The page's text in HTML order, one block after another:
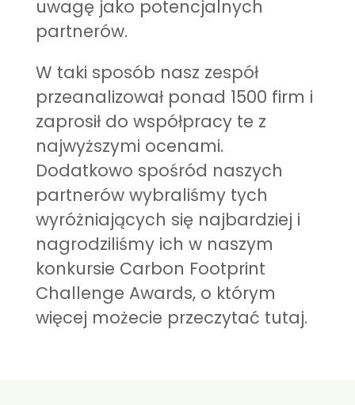
uwagę jako potencjalnych
partnerów.
W taki sposób nasz zespół
przeanalizował ponad 1500 firm i
zaprosił do współpracy te z
najwyższymi ocenami.
Dodatkowo spośród naszych
partnerów wybraliśmy tych
wyróżniających się najbardziej i
nagrodziliśmy ich w naszym
konkursie Carbon Footprint
Challenge Awards, o którym
więcej możecie przeczytać tutaj.